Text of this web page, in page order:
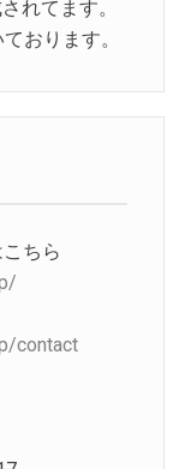
れてます。
おります。
ちら
contact